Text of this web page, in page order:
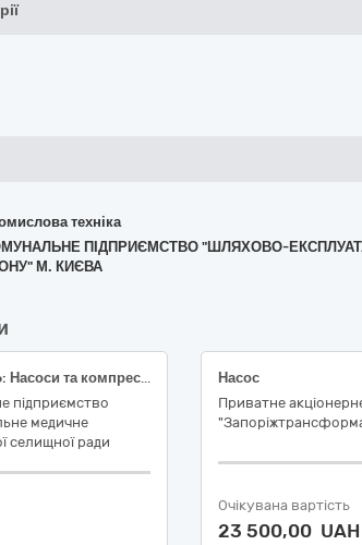
техніка
КОМУНАЛЬНЕ ПІДПРИЄМСТВО "ШЛЯХОВО-
М. КИЄВА
ДК 021:2015:42120000-6: Насоси та компресори (Насосна станція підвищення тиску ДК 021:2015: 42122000-0)
підприємство
медичне
селищної ради
Насос
Приватне
Очікувана вартість
23 500,00 UAH